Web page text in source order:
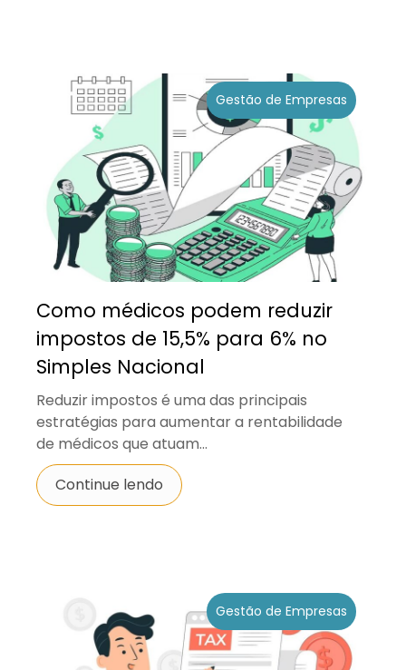
Gestão de Empresas
Como médicos podem reduzir
impostos de 15,5% para 6% no
Simples Nacional
Reduzir impostos é uma das principais
estratégias para aumentar a rentabilidade
de médicos que atuam...
Continue lendo
Gestão de Empresas